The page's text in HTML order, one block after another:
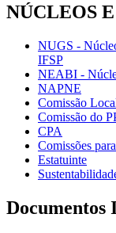
NÚCLEOS
NUGS -
IFSP
NEABI -
NAPNE
Comissão
Comissão do
CPA
Comissões
Estatuinte
Documentos